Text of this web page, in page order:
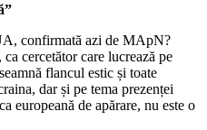
confirmată azi de MApN?
cercetător care lucrează pe
flancul estic și toate
dar și pe tema prezenței
europeană de apărare, nu este o